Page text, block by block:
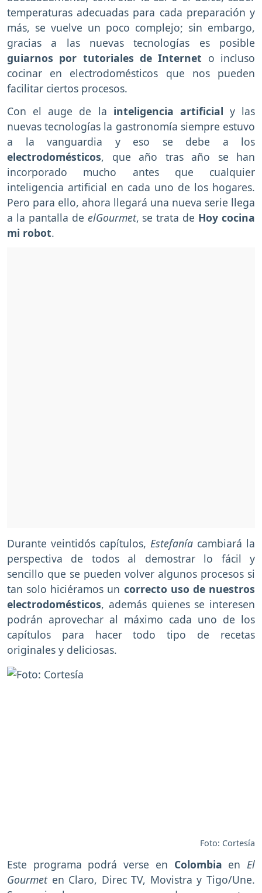
temperaturas adecuadas para cada preparación y
más, se vuelve un poco complejo; sin embargo,
gracias a las nuevas tecnologías es posible
guiarnos por tutoriales de Internet o incluso
cocinar en electrodomésticos que nos pueden
facilitar ciertos procesos.
Con el auge de la inteligencia artificial y las
nuevas tecnologías la gastronomía siempre estuvo
a la vanguardia y eso se debe a los
electrodomésticos, que año tras año se han
incorporado mucho antes que cualquier
inteligencia artificial en cada uno de los hogares.
Pero para ello, ahora llegará una nueva serie llega
a la pantalla de elGourmet, se trata de Hoy cocina
mi robot.
Durante veintidós capítulos, Estefanía cambiará la
perspectiva de todos al demostrar lo fácil y
sencillo que se pueden volver algunos procesos si
tan solo hiciéramos un correcto uso de nuestros
electrodomésticos, además quienes se interesen
podrán aprovechar al máximo cada uno de los
capítulos para hacer todo tipo de recetas
originales y deliciosas.
Foto: Cortesía
Este programa podrá verse en Colombia en El
Gourmeten Claro, Direc TV, Movistra y Tigo/Une.